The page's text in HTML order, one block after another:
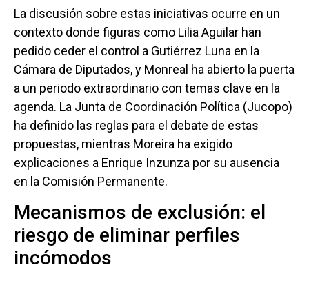
La discusión sobre estas iniciativas ocurre en un
contexto donde figuras como Lilia Aguilar han
pedido ceder el control a Gutiérrez Luna en la
Cámara de Diputados, y Monreal ha abierto la puerta
a un periodo extraordinario con temas clave en la
agenda. La Junta de Coordinación Política (Jucopo)
ha definido las reglas para el debate de estas
propuestas, mientras Moreira ha exigido
explicaciones a Enrique Inzunza por su ausencia
en la Comisión Permanente.
Mecanismos de exclusión: el
riesgo de eliminar perfiles
incómodos